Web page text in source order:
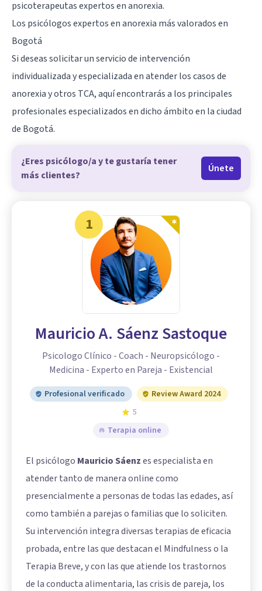
psicoterapeutas expertos en anorexia.
Los psicólogos expertos en anorexia más valorados en
Bogotá
Si deseas solicitar un servicio de intervención
individualizada y especializada en atender los casos de
anorexia y otros TCA, aquí encontrarás a los principales
profesionales especializados en dicho ámbito en la ciudad
de Bogotá.
¿Eres psicólogo/a y te gustaría tener
más clientes?
Únete
1
Mauricio A. Sáenz Sastoque
Psicologo Clínico - Coach - Neuropsicólogo -
Medicina - Experto en Pareja - Existencial
Profesional verificado
Review Award 2024
5
Terapia online
El psicólogo Mauricio Sáenzes especialista en
atender tanto de manera online como
presencialmente a personas de todas las edades, así
como también a parejas o familias que lo soliciten.
Su intervención integra diversas terapias de eficacia
probada, entre las que destacan el Mindfulness o la
Terapia Breve, y con las que atiende los trastornos
de la conducta alimentaria, las crisis de pareja, los